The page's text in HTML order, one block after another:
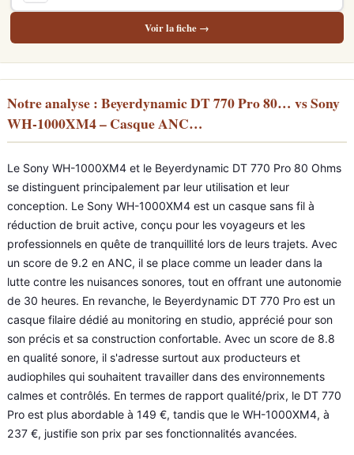
Voir la fiche →
Notre analyse : Beyerdynamic DT 770 Pro 80… vs Sony
WH-1000XM4 – Casque ANC…
Le Sony WH-1000XM4 et le Beyerdynamic DT 770 Pro 80 Ohms
se distinguent principalement par leur utilisation et leur
conception. Le Sony WH-1000XM4 est un casque sans fil à
réduction de bruit active, conçu pour les voyageurs et les
professionnels en quête de tranquillité lors de leurs trajets. Avec
un score de 9.2 en ANC, il se place comme un leader dans la
lutte contre les nuisances sonores, tout en offrant une autonomie
de 30 heures. En revanche, le Beyerdynamic DT 770 Pro est un
casque filaire dédié au monitoring en studio, apprécié pour son
son précis et sa construction confortable. Avec un score de 8.8
en qualité sonore, il s'adresse surtout aux producteurs et
audiophiles qui souhaitent travailler dans des environnements
calmes et contrôlés. En termes de rapport qualité/prix, le DT 770
Pro est plus abordable à 149 €, tandis que le WH-1000XM4, à
237 €, justifie son prix par ses fonctionnalités avancées.